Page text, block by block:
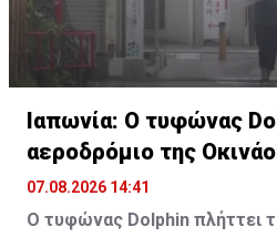
Ιαπωνία: Ο τυφώνας
αεροδρόμιο της
07.08.2026 14:41
Ο τυφώνας Dolphin πλήττει